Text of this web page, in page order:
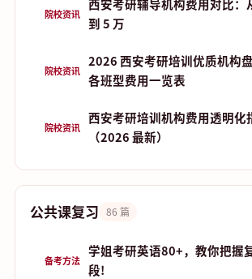
院校资讯
西安考研辅导机构费用对比：
到 5 万
院校资讯
2026 西安考研培训优质机构
各班型费用一览表
院校资讯
西安考研培训机构费用透明化
（2026 最新）
公共课复习 86 篇
备考方法
学姐考研英语80+，教你把握
段!